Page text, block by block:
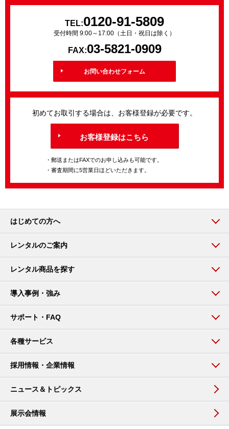
TEL:0120-91-5809
受付時間 9:00～17:00（土日・祝日は除く）
FAX:03-5821-0909
お問い合わせフォーム
初めてお取引する場合は、お客様登録が必要です。
お客様登録はこちら
・郵送またはFAXでのお申し込みも可能です。
・審査期間に5営業日ほどいただきます。
はじめての方へ
レンタルのご案内
レンタル商品を探す
導入事例・強み
サポート・FAQ
各種サービス
採用情報・企業情報
ニュース＆トピックス
展示会情報